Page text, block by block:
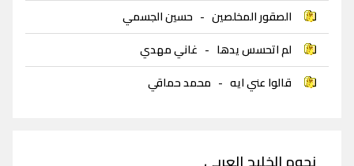
الصقور المخلصين - حسين الجسمي
لم اتحسس يدها - غاني مهدي
قالوا عني ايه - محمد حماقي